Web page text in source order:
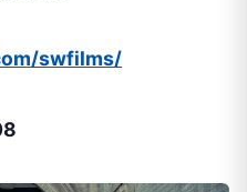
swfilms/